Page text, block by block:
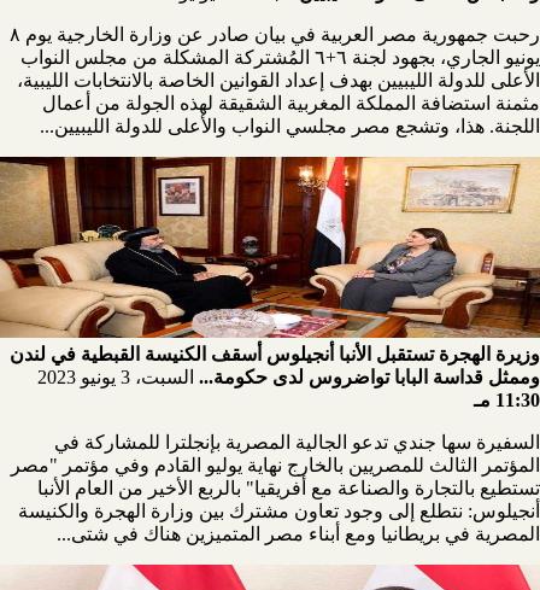
رحبت جمهورية مصر العربية في بيان صادر عن وزارة الخارجية يوم ٨
يونيو الجاري، بجهود لجنة ٦+٦ المُشتركة المشكلة من مجلس النواب
الأعلى للدولة الليبيين بهدف إعداد القوانين الخاصة بالانتخابات الليبية،
مثمنة استضافة المملكة المغربية الشقيقة لهذه الجولة من أعمال
اللجنة. هذا، وتشجع مصر مجلسي النواب والأعلى للدولة الليبيين...
وزيرة الهجرة تستقبل الأنبا أنجيلوس أسقف الكنيسة القبطية في لندن
وممثل قداسة البابا تواضروس لدى حكومة... السبت، 3 يونيو 2023
11:30 مـ
السفيرة سها جندي تدعو الجالية المصرية بإنجلترا للمشاركة في
المؤتمر الثالث للمصريين بالخارج نهاية يوليو القادم وفي مؤتمر "مصر
تستطيع بالتجارة والصناعة مع أفريقيا" بالربع الأخير من العام الأنبا
أنجيلوس: نتطلع إلى وجود تعاون مشترك بين وزارة الهجرة والكنيسة
المصرية في بريطانيا ومع أبناء مصر المتميزين هناك في شتى...